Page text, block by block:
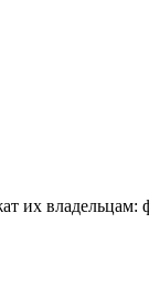
их владельцам: